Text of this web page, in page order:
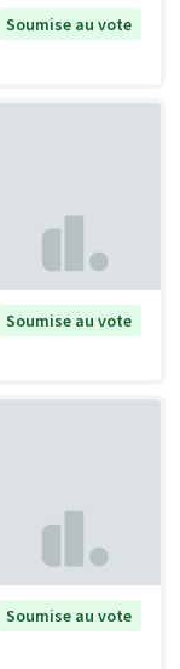
Soumise au vote
Soumise au vote
Soumise au vote